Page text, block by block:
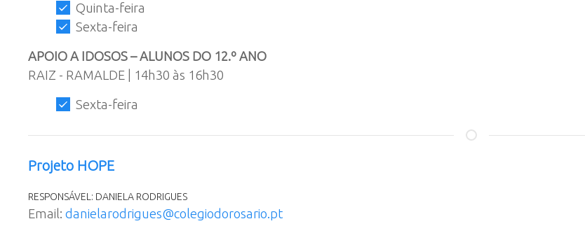
Quinta-feira
Sexta-feira
APOIO A IDOSOS – ALUNOS DO 12.º ANO
RAIZ - RAMALDE | 14h30 às 16h30
Sexta-feira
Projeto HOPE
RESPONSÁVEL: DANIELA RODRIGUES
Email: danielarodrigues@colegiodorosario.pt